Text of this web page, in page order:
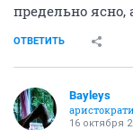
предельно ясно,
ОТВЕТИТЬ
Bayleys
16 октября